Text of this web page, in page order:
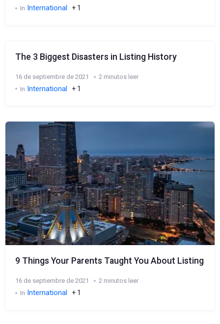
In International + 1
The 3 Biggest Disasters in Listing History
16 de septiembre de 2021
2 minutos leer
In International + 1
9 Things Your Parents Taught You About Listing
16 de septiembre de 2021
2 minutos leer
In International + 1